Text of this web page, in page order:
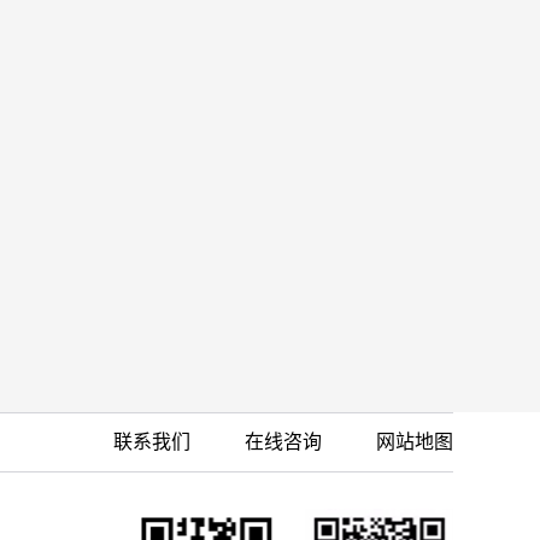
联系我们 在线咨询 网站地图